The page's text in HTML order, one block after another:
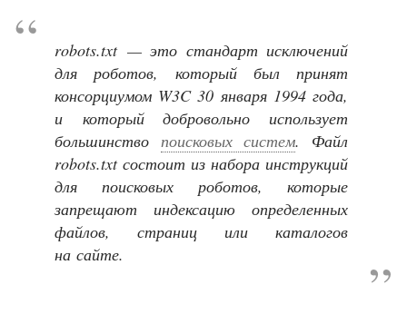
robots.txt — это стандарт исключений
для роботов, который был принят
консорциумом W3C 30 января 1994 года,
и который добровольно использует
большинство поисковых систем. Файл
robots.txt состоит из набора инструкций
для поисковых роботов, которые
запрещают индексацию определенных
файлов, страниц или каталогов
на сайте.